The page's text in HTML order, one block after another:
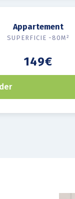
Appartement
SUPERFICIE -80M²
149€